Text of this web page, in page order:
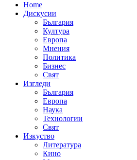
Home
Дискусии
България
Култура
Европа
Мнения
Политика
Бизнес
Свят
Изгледи
България
Европа
Наука
Технологии
Свят
Изкуство
Литература
Кино